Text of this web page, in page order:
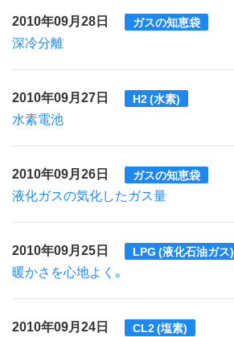
2010年09月28日 ガスの知恵袋
深冷分離
2010年09月27日 H2 (水素)
水素電池
2010年09月26日 ガスの知恵袋
液化ガスの気化したガス量
2010年09月25日 LPG (液化石油ガス)
暖かさを心地よく。
2010年09月24日 CL2 (塩素)